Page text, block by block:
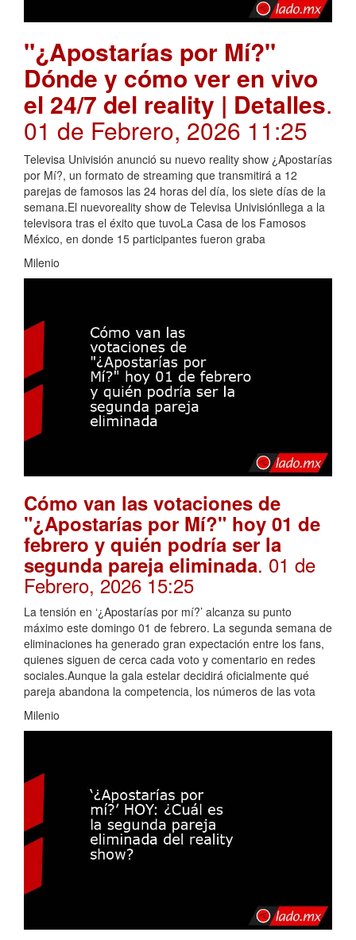
"¿Apostarías por Mí?"
Dónde y cómo ver en vivo
el 24/7 del reality | Detalles.
01 de Febrero, 2026 11:25
Televisa Univisión anunció su nuevo reality show ¿Apostarías
por Mí?, un formato de streaming que transmitirá a 12
parejas de famosos las 24 horas del día, los siete días de la
semana.El nuevoreality show de Televisa Univisiónllega a la
televisora tras el éxito que tuvoLa Casa de los Famosos
México, en donde 15 participantes fueron graba
Milenio
Cómo van las votaciones de
"¿Apostarías por Mí?" hoy 01 de
febrero y quién podría ser la
segunda pareja eliminada. 01 de
Febrero, 2026 15:25
La tensión en ‘¿Apostarías por mí?’ alcanza su punto
máximo este domingo 01 de febrero. La segunda semana de
eliminaciones ha generado gran expectación entre los fans,
quienes siguen de cerca cada voto y comentario en redes
sociales.Aunque la gala estelar decidirá oficialmente qué
pareja abandona la competencia, los números de las vota
Milenio